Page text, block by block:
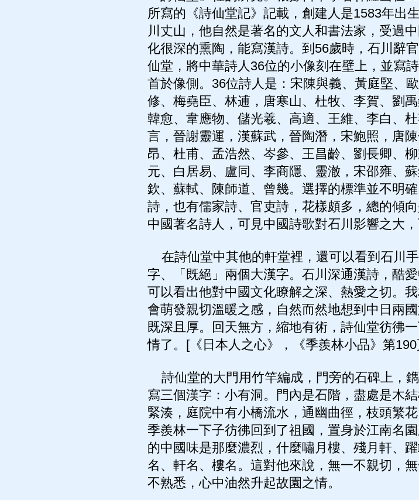
所寫的《詩仙堂記》記載，創建人是1583年出
川丈山，他自然是著名的文人和書法家，受過
化很深的熏陶，能寫漢詩。到56歲時，石川辭
仙堂，將中華詩人36位的小像刻在壁上，並寫
首於像側。36位詩人是：宋陳與義、黃庭堅、
修、梅堯臣、林逋，唐寒山、杜牧、李賀、劉禹
韓愈、韋應物、儲光羲、高適、王維、李白、
言，晉謝靈運，漢蘇武，晉陶潛，宋鮑照，唐
昂、杜甫、孟浩然、岑參、王昌齡、劉長卿、
元、白居易、盧同、李商隱、靈澈，宋邵雍、
欽、蘇軾、陳師道、曾幾。選擇的標準並不明
詩，也有儒家詩、官吏詩，花樣頗多，總的傾
中國著名詩人，可見中國詩歌對石川影響之大
在詩仙堂中其他的軒堂裡，還可以看到石川
字、「既絕」兩個大漢字。石川深通漢詩，酷
可以看出他對中國文化瞭解之深、熱愛之切。
會萌發親切溫暖之感，自然而然地想到中日兩
既深且厚。回天無方，縮地有術，詩仙堂彷彿
情了。[《日本人之心》，《季羨林小品》第
詩仙堂的大門用竹竿編成，門旁的石碑上，
寫三個漢字：小有洞。門內是石階，盡處是木
緊湊，庭院中有小橋流水，通幽曲徑，枝頭繁
季羨林一下子彷彿回到了祖國，置身於江南名
的中國味是那麼濃烈，什麼嘯月樓、殘月軒、
名、軒名、樓名。這對他來說，無一不親切，
不熟悉，心中油然升起故園之情。